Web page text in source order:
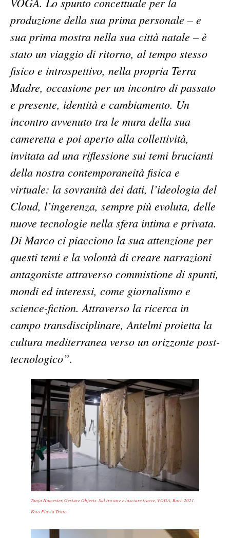
produzione della sua prima personale – e
sua prima mostra nella sua città natale – è
stato un viaggio di ritorno, al tempo stesso
fisico e introspettivo, nella propria Terra
Madre, occasione per un incontro di passato
e presente, identità e cambiamento. Un
incontro avvenuto tra le mura della sua
cameretta e poi aperto alla collettività,
invitata ad una riflessione sui temi brucianti
della nostra contemporaneità fisica e
virtuale: la sovranità dei dati, l’ideologia del
Cloud, l’ingerenza, sempre più evoluta, delle
nuove tecnologie nella sfera intima e privata.
Di Marco ci piacciono la sua attenzione per
questi temi e la volontà di creare narrazioni
antagoniste attraverso commistione di spunti,
mondi ed interessi, come giornalismo e
science-fiction. Attraverso la ricerca in
campo transdisciplinare, Antelmi proietta la
cultura mediterranea verso un orizzonte post-
tecnologico”.
Tanja Hamester, Gesture Objects. Sul trovare e lasciare tracce, VOGA, Bari, 2021.
Foto Flavia Tritto